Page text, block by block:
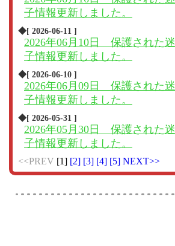
子情報更新しました。
◆[ 2026-06-11 ]
2026年06月10日 保護された迷
子情報更新しました。
◆[ 2026-06-10 ]
2026年06月09日 保護された迷
子情報更新しました。
◆[ 2026-05-31 ]
2026年05月30日 保護された迷
子情報更新しました。
<<PREV [1] [2] [3] [4] [5] NEXT>>